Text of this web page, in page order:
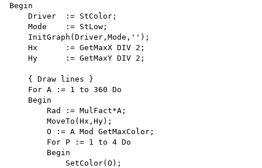
Begin
    Driver  := StColor;
    Mode    := StLow;
    InitGraph(Driver,Mode,'');
    Hx      := GetMaxX DIV 2;
    Hy      := GetMaxY DIV 2;
    { Draw lines }
    For A := 1 to 360 Do
    Begin
        Rad := MulFact*A;
        MoveTo(Hx,Hy);
        O := A Mod GetMaxColor;
        For P := 1 to 4 Do
        Begin
            SetColor(O);